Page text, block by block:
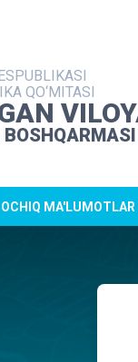
QO‘MITASI
OCHIQ MA'LUMOTLAR